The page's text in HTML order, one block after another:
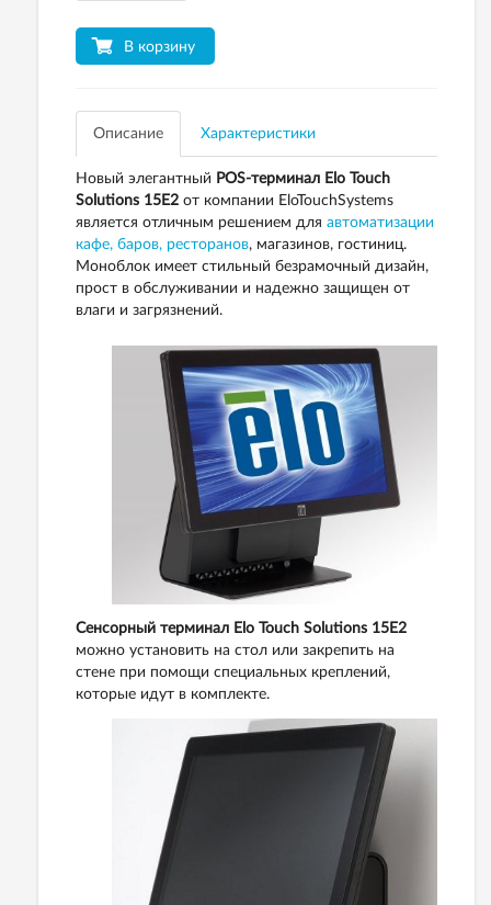
В корзину
Описание Характеристики
Новый элегантный POS-терминал Elo Touch
Solutions 15Е2 от компании EloTouchSystems
является отличным решением для автоматизации
кафе, баров, ресторанов, магазинов, гостиниц.
Моноблок имеет стильный безрамочный дизайн,
прост в обслуживании и надежно защищен от
влаги и загрязнений.
Сенсорный терминал Elo Touch Solutions 15Е2
можно установить на стол или закрепить на
стене при помощи специальных креплений,
которые идут в комплекте.